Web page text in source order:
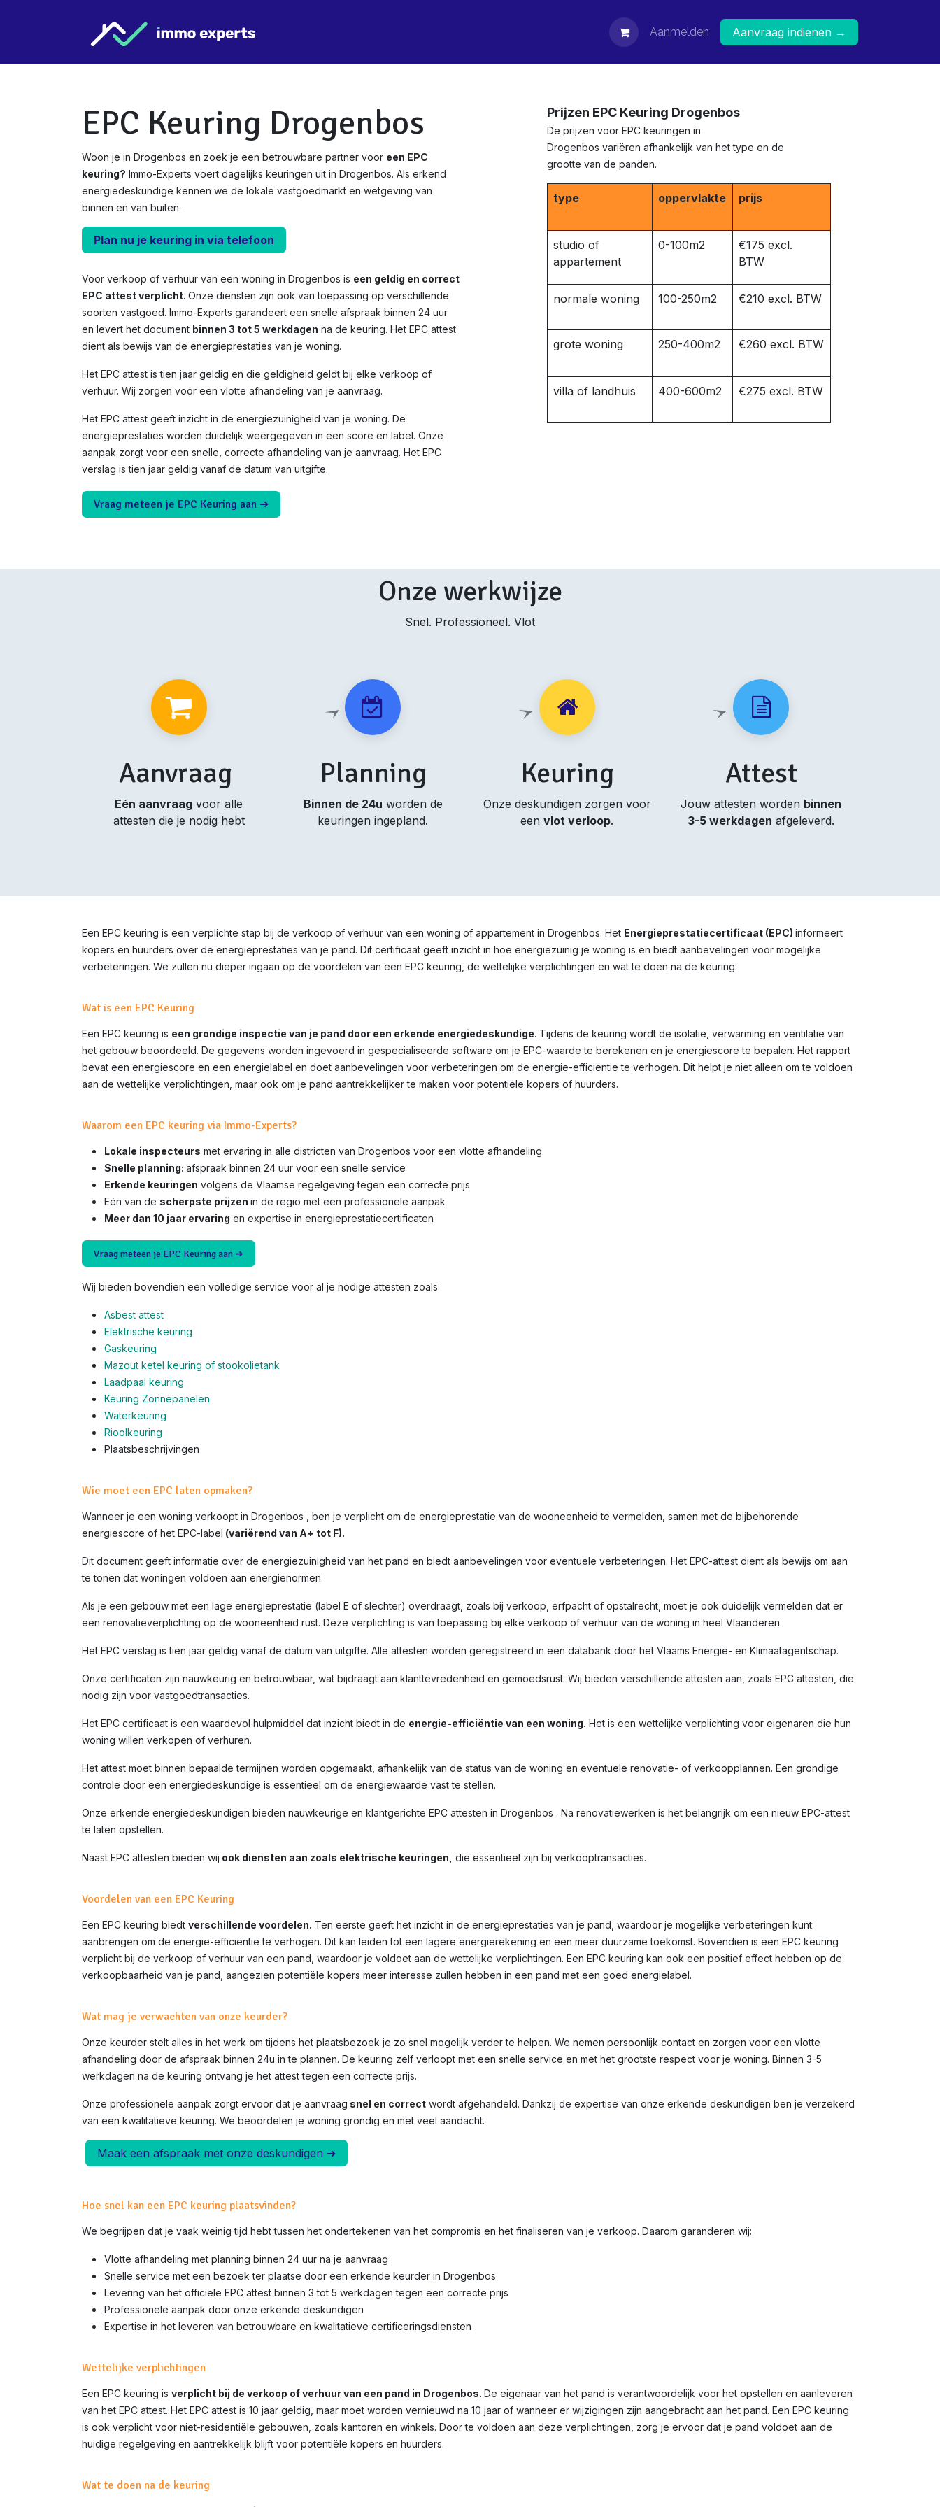
Contact Aanmelden Aanvraag indienen →
EPC Keuring Drogenbos
Woon je in Drogenbos en zoek je een betrouwbare partner voor een EPC
keuring? Immo-Experts voert dagelijks keuringen uit in Drogenbos. Als erkend
energiedeskundige kennen we de lokale vastgoedmarkt en wetgeving van
binnen en van buiten.
Plan nu je keuring in via telefoon
Voor verkoop of verhuur van een woning in Drogenbos is een geldig en correct
EPC attest verplicht. Onze diensten zijn ook van toepassing op verschillende
soorten vastgoed. Immo-Experts garandeert een snelle afspraak binnen 24 uur
en levert het document binnen 3 tot 5 werkdagen na de keuring. Het EPC attest
dient als bewijs van de energieprestaties van je woning.
Het EPC attest is tien jaar geldig en die geldigheid geldt bij elke verkoop of
verhuur. Wij zorgen voor een vlotte afhandeling van je aanvraag.
Het EPC attest geeft inzicht in de energiezuinigheid van je woning. De
energieprestaties worden duidelijk weergegeven in een score en label. Onze
aanpak zorgt voor een snelle, correcte afhandeling van je aanvraag. Het EPC
verslag is tien jaar geldig vanaf de datum van uitgifte.
Vraag meteen je EPC Keuring aan ➜
Prijzen EPC Keuring Drogenbos
De prijzen voor EPC keuringen in
Drogenbos variëren afhankelijk van het type en de
grootte van de panden.
type oppervlakte prijs
studio of
appartement
0-100m2
€175 excl.
BTW
normale woning 100-250m2 €210 excl. BTW
grote woning 250-400m2 €260 excl. BTW
villa of landhuis 400-600m2 €275 excl. BTW
Onze werkwijze
Snel. Professioneel. Vlot
Aanvraag
Eén aanvraag voor alle
attesten die je nodig hebt
Planning
Binnen de 24u worden de
keuringen ingepland.
Keuring
Onze deskundigen zorgen voor
eenvlot verloop.
Attest
Jouw attesten worden binnen
3-5 werkdagen afgeleverd.
Een EPC keuring is een verplichte stap bij de verkoop of verhuur van een woning of appartement in Drogenbos. Het Energieprestatiecertificaat (EPC) informeert
kopers en huurders over de energieprestaties van je pand. Dit certificaat geeft inzicht in hoe energiezuinig je woning is en biedt aanbevelingen voor mogelijke
verbeteringen. We zullen nu dieper ingaan op de voordelen van een EPC keuring, de wettelijke verplichtingen en wat te doen na de keuring.
Wat is een EPC Keuring
Een EPC keuring is een grondige inspectie van je pand door een erkende energiedeskundige. Tijdens de keuring wordt de isolatie, verwarming en ventilatie van
het gebouw beoordeeld. De gegevens worden ingevoerd in gespecialiseerde software om je EPC-waarde te berekenen en je energiescore te bepalen. Het rapport
bevat een energiescore en een energielabel en doet aanbevelingen voor verbeteringen om de energie-efficiëntie te verhogen. Dit helpt je niet alleen om te voldoen
aan de wettelijke verplichtingen, maar ook om je pand aantrekkelijker te maken voor potentiële kopers of huurders.
Waarom een EPC keuring via Immo-Experts?
Lokale inspecteurs met ervaring in alle districten van Drogenbos voor een vlotte afhandeling
Snelle planning: afspraak binnen 24 uur voor een snelle service
Erkende keuringen volgens de Vlaamse regelgeving tegen een correcte prijs
Eén van de scherpste prijzen in de regio met een professionele aanpak
Meer dan 10 jaar ervaring en expertise in energieprestatiecertificaten
Vraag meteen je EPC Keuring aan ➜
Wij bieden bovendien een volledige service voor al je nodige attesten zoals
Asbest attest
Elektrische keuring
Gaskeuring
Mazout ketel keuring of stookolietank
Laadpaal keuring
Keuring Zonnepanelen
Waterkeuring
Rioolkeuring
Plaatsbeschrijvingen
Wie moet een EPC laten opmaken?
Wanneer je een woning verkoopt in Drogenbos , ben je verplicht om de energieprestatie van de wooneenheid te vermelden, samen met de bijbehorende
energiescore of het EPC-label (variërend van A+ tot F).
Dit document geeft informatie over de energiezuinigheid van het pand en biedt aanbevelingen voor eventuele verbeteringen. Het EPC-attest dient als bewijs om aan
te tonen dat woningen voldoen aan energienormen.
Als je een gebouw met een lage energieprestatie (label E of slechter) overdraagt, zoals bij verkoop, erfpacht of opstalrecht, moet je ook duidelijk vermelden dat er
een renovatieverplichting op de wooneenheid rust. Deze verplichting is van toepassing bij elke verkoop of verhuur van de woning in heel Vlaanderen.
Het EPC verslag is tien jaar geldig vanaf de datum van uitgifte. Alle attesten worden geregistreerd in een databank door het Vlaams Energie- en Klimaatagentschap.
Onze certificaten zijn nauwkeurig en betrouwbaar, wat bijdraagt aan klanttevredenheid en gemoedsrust. Wij bieden verschillende attesten aan, zoals EPC attesten, die
nodig zijn voor vastgoedtransacties.
Het EPC certificaat is een waardevol hulpmiddel dat inzicht biedt in de energie-efficiëntie van een woning. Het is een wettelijke verplichting voor eigenaren die hun
woning willen verkopen of verhuren.
Het attest moet binnen bepaalde termijnen worden opgemaakt, afhankelijk van de status van de woning en eventuele renovatie- of verkoopplannen. Een grondige
controle door een energiedeskundige is essentieel om de energiewaarde vast te stellen.
Onze erkende energiedeskundigen bieden nauwkeurige en klantgerichte EPC attesten in Drogenbos . Na renovatiewerken is het belangrijk om een nieuw EPC-attest
te laten opstellen.
Naast EPC attesten bieden wij ook diensten aan zoals elektrische keuringen, die essentieel zijn bij verkooptransacties.
Voordelen van een EPC Keuring
Een EPC keuring biedt verschillende voordelen. Ten eerste geeft het inzicht in de energieprestaties van je pand, waardoor je mogelijke verbeteringen kunt
aanbrengen om de energie-efficiëntie te verhogen. Dit kan leiden tot een lagere energierekening en een meer duurzame toekomst. Bovendien is een EPC keuring
verplicht bij de verkoop of verhuur van een pand, waardoor je voldoet aan de wettelijke verplichtingen. Een EPC keuring kan ook een positief effect hebben op de
verkoopbaarheid van je pand, aangezien potentiële kopers meer interesse zullen hebben in een pand met een goed energielabel.
Wat mag je verwachten van onze keurder?
Onze keurder stelt alles in het werk om tijdens het plaatsbezoek je zo snel mogelijk verder te helpen. We nemen persoonlijk contact en zorgen voor een vlotte
afhandeling door de afspraak binnen 24u in te plannen. De keuring zelf verloopt met een snelle service en met het grootste respect voor je woning. Binnen 3-5
werkdagen na de keuring ontvang je het attest tegen een correcte prijs.
Onze professionele aanpak zorgt ervoor dat je aanvraag snel en correct wordt afgehandeld. Dankzij de expertise van onze erkende deskundigen ben je verzekerd
van een kwalitatieve keuring. We beoordelen je woning grondig en met veel aandacht.
Maak een afspraak met onze deskundigen ➜
Hoe snel kan een EPC keuring plaatsvinden?
We begrijpen dat je vaak weinig tijd hebt tussen het ondertekenen van het compromis en het finaliseren van je verkoop. Daarom garanderen wij:
Vlotte afhandeling met planning binnen 24 uur na je aanvraag
Snelle service met een bezoek ter plaatse door een erkende keurder in Drogenbos
Levering van het officiële EPC attest binnen 3 tot 5 werkdagen tegen een correcte prijs
Professionele aanpak door onze erkende deskundigen
Expertise in het leveren van betrouwbare en kwalitatieve certificeringsdiensten
Wettelijke verplichtingen
Een EPC keuring is verplicht bij de verkoop of verhuur van een pand in Drogenbos. De eigenaar van het pand is verantwoordelijk voor het opstellen en aanleveren
van het EPC attest. Het EPC attest is 10 jaar geldig, maar moet worden vernieuwd na 10 jaar of wanneer er wijzigingen zijn aangebracht aan het pand. Een EPC keuring
is ook verplicht voor niet-residentiële gebouwen, zoals kantoren en winkels. Door te voldoen aan deze verplichtingen, zorg je ervoor dat je pand voldoet aan de
huidige regelgeving en aantrekkelijk blijft voor potentiële kopers en huurders.
Wat te doen na de keuring